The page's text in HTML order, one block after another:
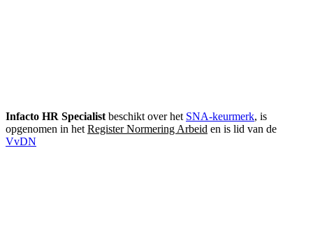
Infacto HR Specialist beschikt over het SNA-keurmerk, is
opgenomen in het Register Normering Arbeid en is lid van de
VvDN